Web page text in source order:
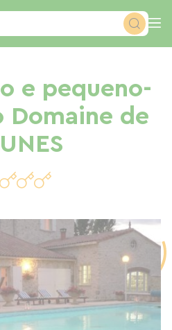
e pequeno-
Domaine de
de Cookies